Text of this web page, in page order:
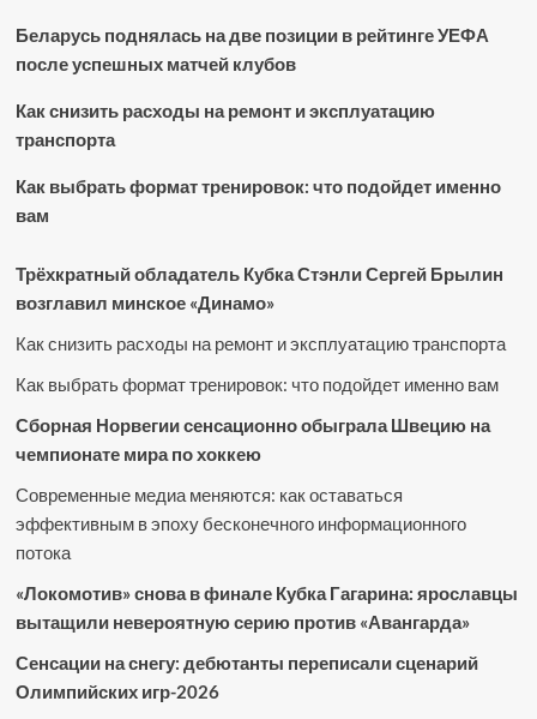
Беларусь поднялась на две позиции в рейтинге УЕФА
после успешных матчей клубов
Как снизить расходы на ремонт и эксплуатацию
транспорта
Как выбрать формат тренировок: что подойдет именно
вам
Трёхкратный обладатель Кубка Стэнли Сергей Брылин
возглавил минское «Динамо»
Как снизить расходы на ремонт и эксплуатацию транспорта
Как выбрать формат тренировок: что подойдет именно вам
Сборная Норвегии сенсационно обыграла Швецию на
чемпионате мира по хоккею
Современные медиа меняются: как оставаться
эффективным в эпоху бесконечного информационного
потока
«Локомотив» снова в финале Кубка Гагарина: ярославцы
вытащили невероятную серию против «Авангарда»
Сенсации на снегу: дебютанты переписали сценарий
Олимпийских игр-2026